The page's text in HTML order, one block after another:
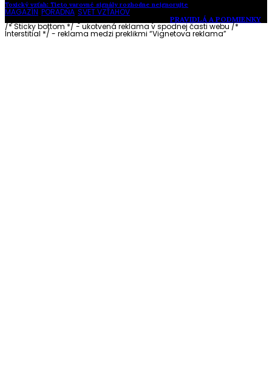
Toxický vzťah: Tieto varovné signály rozhodne neignorujte
MAGAZÍN PORADŇA SVET VZŤAHOV
PRAVIDLÁ A PODMIENKY
/* Sticky bottom */ - ukotvená reklama v spodnej časti webu/*
Interstitial */ - reklama medzi preklikmi “Vignetova reklama”